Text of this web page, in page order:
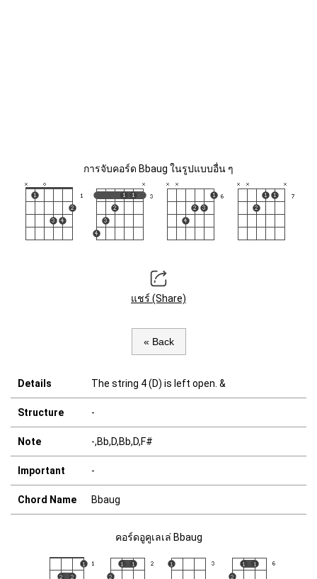
การจับคอร์ด Bbaug ในรูปแบบอื่น ๆ
แชร์ (Share)
« Back
Details The string 4 (D) is left open. &
Structure -
Note -,Bb,D,Bb,D,F#
Important -
Chord Name Bbaug
คอร์ดอูคูเลเล่ Bbaug